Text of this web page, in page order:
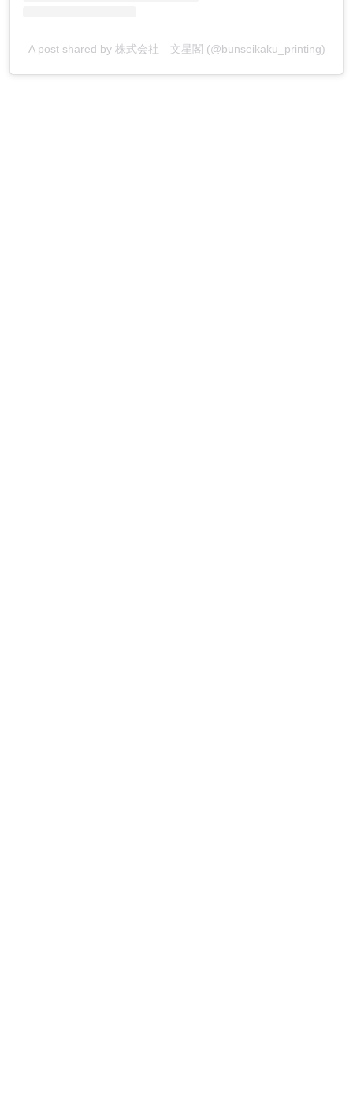
A post shared by 株式会社 文星閣 (@bunseikaku_printing)